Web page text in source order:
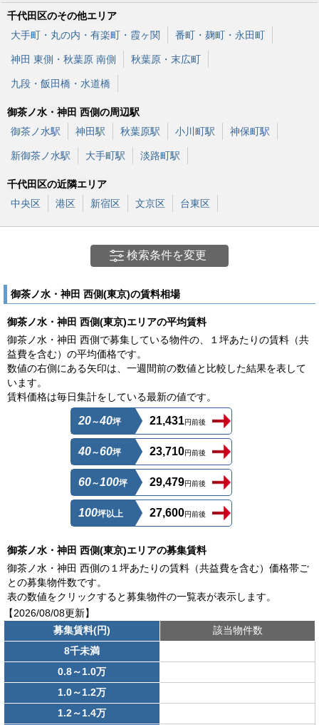
千代田区のその他エリア
大手町・丸の内・有楽町・霞ヶ関
番町・麹町・永田町
神田 東側・秋葉原 南側 秋葉原・末広町
九段・飯田橋・水道橋
御茶ノ水・神田 西側の周辺駅
御茶ノ水駅
神田駅 秋葉原駅 小川町駅 神保町駅
新御茶ノ水駅 大手町駅 淡路町駅
千代田区の近隣エリア
中央区
港区 新宿区 文京区 台東区
検索条件を変更
御茶ノ水・神田 西側(東京)の賃料相場
御茶ノ水・神田 西側(東京)エリアの平均賃料
御茶ノ水・神田 西側で募集している物件の、１坪あたりの賃料（共
益費を含む）の平均価格です。
数値の右側にある矢印は、一週間前の数値と比較した結果を表して
います。
賃料価格は毎日集計をしている最新の値です。
20～40坪 21,431円前後
40～60坪 23,710円前後
60～100坪 29,479円前後
100坪以上 27,600円前後
御茶ノ水・神田 西側(東京)エリアの募集賃料
御茶ノ水・神田 西側の１坪あたりの賃料（共益費を含む）価格帯ご
との募集物件数です。
表の数値をクリックすると募集物件の一覧表が表示します。
【2026/08/08更新】
募集賃料(円)
該当物件数
8千未満
0.8～1.0万
1.0～1.2万
1.2～1.4万